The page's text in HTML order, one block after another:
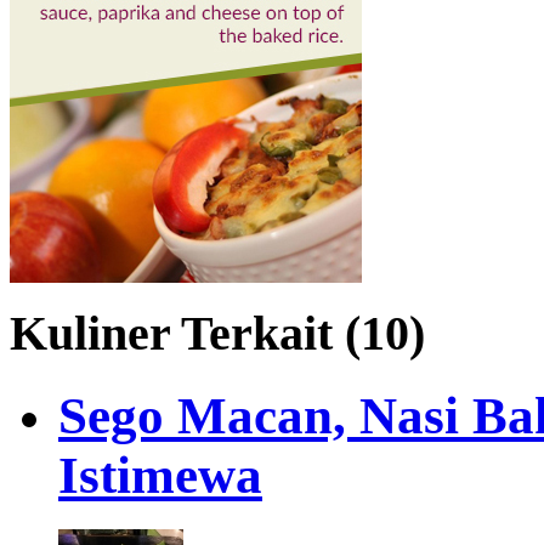
Kuliner Terkait (10)
Sego Macan, Nasi
Istimewa